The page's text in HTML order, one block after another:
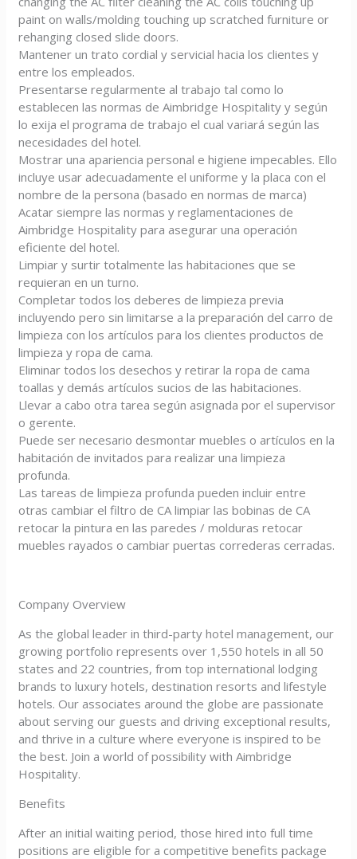
paint on walls/molding touching up scratched furniture or
rehanging closed slide doors.
Mantener un trato cordial y servicial hacia los clientes y
entre los empleados.
Presentarse regularmente al trabajo tal como lo
establecen las normas de Aimbridge Hospitality y según
lo exija el programa de trabajo el cual variará según las
necesidades del hotel.
Mostrar una apariencia personal e higiene impecables. Ello
incluye usar adecuadamente el uniforme y la placa con el
nombre de la persona (basado en normas de marca)
Acatar siempre las normas y reglamentaciones de
Aimbridge Hospitality para asegurar una operación
eficiente del hotel.
Limpiar y surtir totalmente las habitaciones que se
requieran en un turno.
Completar todos los deberes de limpieza previa
incluyendo pero sin limitarse a la preparación del carro de
limpieza con los artículos para los clientes productos de
limpieza y ropa de cama.
Eliminar todos los desechos y retirar la ropa de cama
toallas y demás artículos sucios de las habitaciones.
Llevar a cabo otra tarea según asignada por el supervisor
o gerente.
Puede ser necesario desmontar muebles o artículos en la
habitación de invitados para realizar una limpieza
profunda.
Las tareas de limpieza profunda pueden incluir entre
otras cambiar el filtro de CA limpiar las bobinas de CA
retocar la pintura en las paredes / molduras retocar
muebles rayados o cambiar puertas correderas cerradas.
Company Overview
As the global leader in third-party hotel management, our
growing portfolio represents over 1,550 hotels in all 50
states and 22 countries, from top international lodging
brands to luxury hotels, destination resorts and lifestyle
hotels. Our associates around the globe are passionate
about serving our guests and driving exceptional results,
and thrive in a culture where everyone is inspired to be
the best. Join a world of possibility with Aimbridge
Hospitality.
Benefits
After an initial waiting period, those hired into full time
positions are eligible for a competitive benefits package